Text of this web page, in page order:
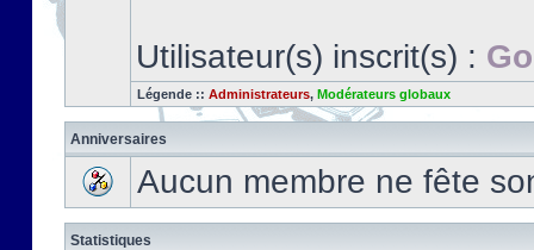
Utilisateur(s) inscrit(s) :
Légende :: Administrateurs, Modérateurs globaux
Anniversaires
Aucun membre ne fête
Statistiques